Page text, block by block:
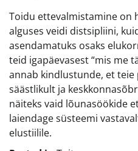
Toidu ettevalmistamine on
alguses veidi distsipliini,
asendamatuks osaks
teid igapäevasest “mis me
annab kindlustunde, et
säästlikult ja
näiteks vaid lõunasöökide
laiendage süsteemi
elustiilile.